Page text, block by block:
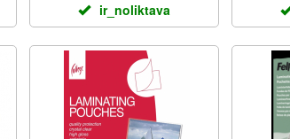
ir_noliktava